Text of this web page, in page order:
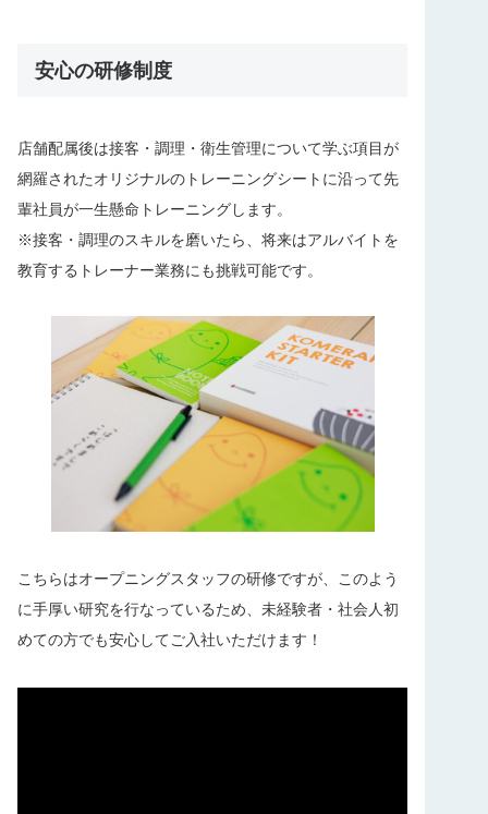
安心の研修制度
店舗配属後は接客・調理・衛生管理について学ぶ項目が
網羅されたオリジナルのトレーニングシートに沿って先
輩社員が一生懸命トレーニングします。
※接客・調理のスキルを磨いたら、将来はアルバイトを
教育するトレーナー業務にも挑戦可能です。
こちらはオープニングスタッフの研修ですが、このよう
に手厚い研究を行なっているため、未経験者・社会人初
めての方でも安心してご入社いただけます ！